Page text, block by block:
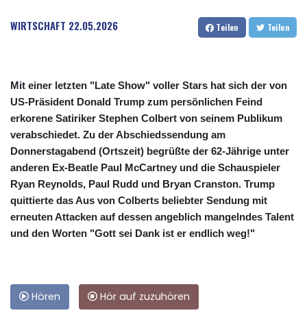
WIRTSCHAFT 22.05.2026 Teilen Teilen
Mit einer letzten "Late Show" voller Stars hat sich der von
US-Präsident Donald Trump zum persönlichen Feind
erkorene Satiriker Stephen Colbert von seinem Publikum
verabschiedet. Zu der Abschiedssendung am
Donnerstagabend (Ortszeit) begrüßte der 62-Jährige unter
anderen Ex-Beatle Paul McCartney und die Schauspieler
Ryan Reynolds, Paul Rudd und Bryan Cranston. Trump
quittierte das Aus von Colberts beliebter Sendung mit
erneuten Attacken auf dessen angeblich mangelndes Talent
und den Worten "Gott sei Dank ist er endlich weg!"
Hören Hör auf zuzuhören